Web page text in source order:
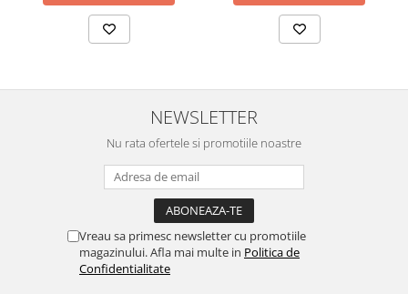
NEWSLETTER
Nu rata ofertele si promotiile noastre
Vreau sa primesc newsletter cu promotiile
magazinului. Afla mai multe in Politica de
Confidentialitate